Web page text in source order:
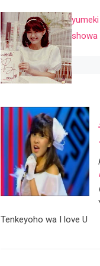
showa
Tenkeyoho wa I love U